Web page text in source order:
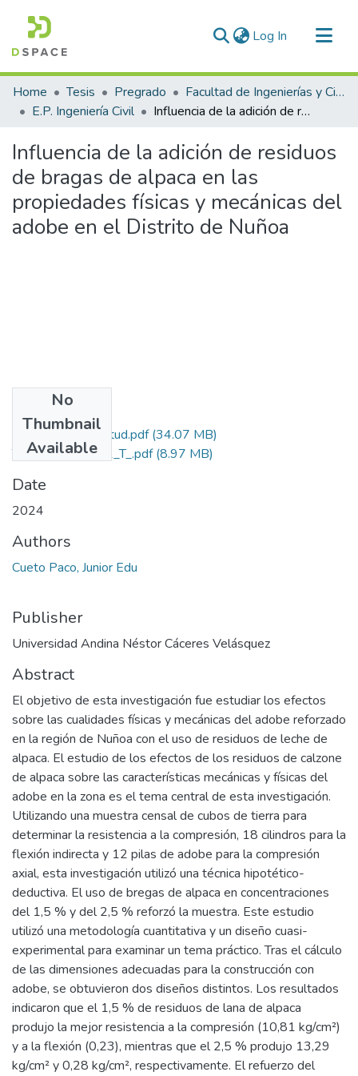
Log In (current)
Communities & Collections
All of DSpace
Home Tesis Pregrado
Facultad de Ingenierías y Ciencias Puras
E.P. Ingeniería Civil
Influencia de la adición de residuos de bragas de alpaca en las propiedades físicas y mecánicas del adobe en el Distrito de Nuñoa
Influencia de la adición de residuos
de bragas de alpaca en las
propiedades físicas y mecánicas del
adobe en el Distrito de Nuñoa
No
Thumbnail
Available
Grado de Similitud.pdf(34.07 MB)
T036_76961521_T_.pdf(8.97 MB)
Date
2024
Authors
Cueto Paco, Junior Edu
Publisher
Universidad Andina Néstor Cáceres Velásquez
Abstract
El objetivo de esta investigación fue estudiar los efectos
sobre las cualidades físicas y mecánicas del adobe reforzado
en la región de Nuñoa con el uso de residuos de leche de
alpaca. El estudio de los efectos de los residuos de calzone
de alpaca sobre las características mecánicas y físicas del
adobe en la zona es el tema central de esta investigación.
Utilizando una muestra censal de cubos de tierra para
determinar la resistencia a la compresión, 18 cilindros para la
flexión indirecta y 12 pilas de adobe para la compresión
axial, esta investigación utilizó una técnica hipotético-
deductiva. El uso de bregas de alpaca en concentraciones
del 1,5 % y del 2,5 % reforzó la muestra. Este estudio
utilizó una metodología cuantitativa y un diseño cuasi-
experimental para examinar un tema práctico. Tras el cálculo
de las dimensiones adecuadas para la construcción con
adobe, se obtuvieron dos diseños distintos. Los resultados
indicaron que el 1,5 % de residuos de lana de alpaca
produjo la mejor resistencia a la compresión (10,81 kg/cm²)
y a la flexión (0,23), mientras que el 2,5 % produjo 13,29
kg/cm² y 0,28 kg/cm², respectivamente. El refuerzo del